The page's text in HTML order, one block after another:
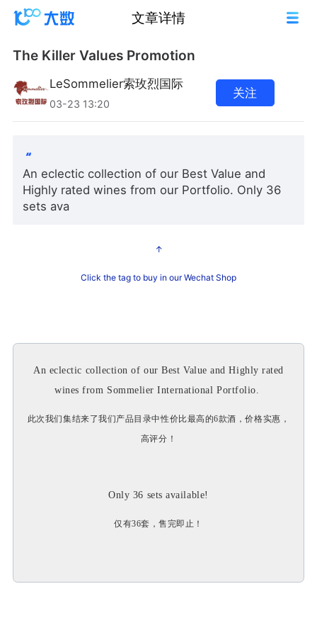
文章详情
The Killer Values Promotion
LeSommelier索玫烈国际
03-23 13:20
关注
An eclectic collection of our Best Value and
Highly rated wines from our Portfolio. Only 36
sets ava
↑
Click the tag to buy in our Wechat Shop
An eclectic collection of our Best Value and Highly rated
wines from Sommelier International Portfolio.
此次我们集结来了我们产品目录中性价比最高的6款酒，价格实惠，
高评分！
Only 36 sets available!
仅有36套，售完即止！